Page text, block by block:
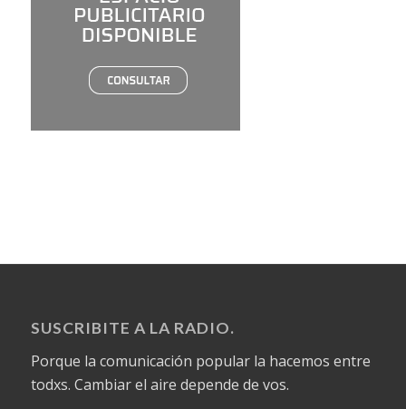
SUSCRIBITE A LA RADIO.
Porque la comunicación popular la hacemos entre
todxs. Cambiar el aire depende de vos.